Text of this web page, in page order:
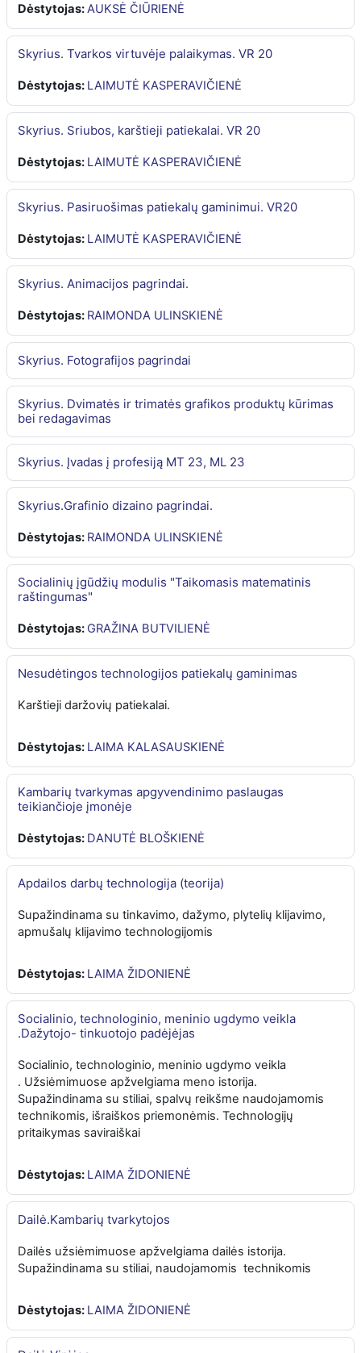
Dėstytojas:AUKSĖ ČIŪRIENĖ
Skyrius. Tvarkos virtuvėje palaikymas. VR 20
Dėstytojas: LAIMUTĖ KASPERAVIČIENĖ
Skyrius. Sriubos, karštieji patiekalai. VR 20
Dėstytojas: LAIMUTĖ KASPERAVIČIENĖ
Skyrius. Pasiruošimas patiekalų gaminimui. VR20
Dėstytojas: LAIMUTĖ KASPERAVIČIENĖ
Skyrius. Animacijos pagrindai.
Dėstytojas: RAIMONDA ULINSKIENĖ
Skyrius. Fotografijos pagrindai
Skyrius. Dvimatės ir trimatės grafikos produktų kūrimas
bei redagavimas
Skyrius. Įvadas į profesiją MT 23, ML 23
Skyrius.Grafinio dizaino pagrindai.
Dėstytojas: RAIMONDA ULINSKIENĖ
Socialinių įgūdžių modulis "Taikomasis matematinis
raštingumas"
Dėstytojas: GRAŽINA BUTVILIENĖ
Nesudėtingos technologijos patiekalų gaminimas
Karštieji daržovių patiekalai.
Dėstytojas: LAIMA KALASAUSKIENĖ
Kambarių tvarkymas apgyvendinimo paslaugas
teikiančioje įmonėje
Dėstytojas: DANUTĖ BLOŠKIENĖ
Apdailos darbų technologija (teorija)
Supažindinama su tinkavimo, dažymo, plytelių klijavimo,
apmušalų klijavimo technologijomis
Dėstytojas: LAIMA ŽIDONIENĖ
Socialinio, technologinio, meninio ugdymo veikla
.Dažytojo- tinkuotojo padėjėjas
Socialinio, technologinio, meninio ugdymo veikla
. Užsiėmimuose apžvelgiama meno istorija.
Supažindinama su stiliai, spalvų reikšme naudojamomis
technikomis, išraiškos priemonėmis. Technologijų
pritaikymas saviraiškai
Dėstytojas: LAIMA ŽIDONIENĖ
Dailė.Kambarių tvarkytojos
Dailės užsiėmimuose apžvelgiama dailės istorija.
Supažindinama su stiliai, naudojamomis technikomis
Dėstytojas: LAIMA ŽIDONIENĖ